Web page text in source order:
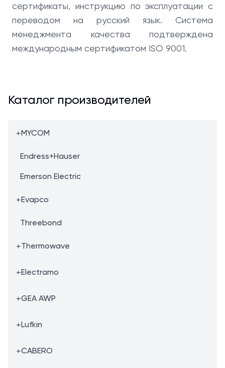
сертификаты, инструкцию по эксплуатации с
переводом на русский язык. Система
менеджмента качества подтверждена
международным сертификатом ISO 9001.
Каталог производителей
+MYCOM
Endress+Hauser
Emerson Electric
+Evapco
Threebond
+Thermowave
+Electramo
+GEA AWP
+Lufkin
+CABERO